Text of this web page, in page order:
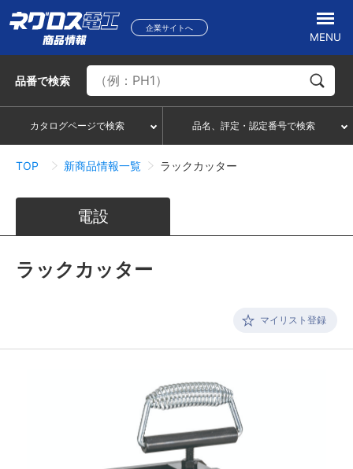
企業サイトへ
MENU
品番で検索
カタログページで検索 品名、評定・認定番号で検索
TOP 新商品情報一覧 ラックカッター
電設
ラックカッター
マイリスト登録